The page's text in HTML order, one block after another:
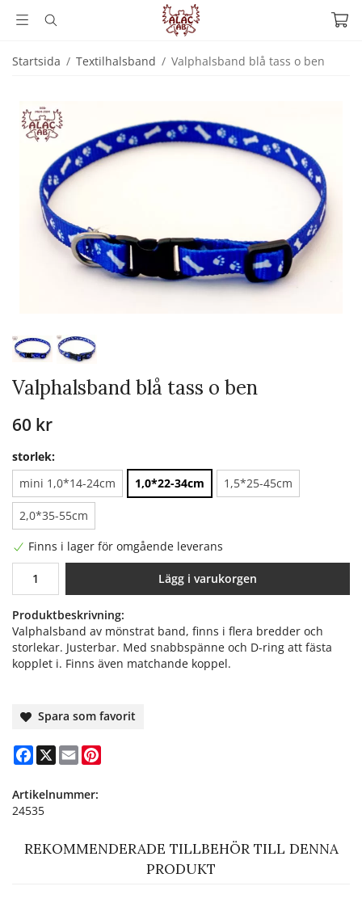
Startsida / Textilhalsband / Valphalsband blå tass o ben
Valphalsband blå tass o ben
60 kr
storlek:
mini 1,0*14-24cm
1,0*22-34cm 1,5*25-45cm
2,0*35-55cm
Finns i lager för omgående leverans
Lägg i varukorgen
Produktbeskrivning:
Valphalsband av mönstrat band, finns i flera bredder och
storlekar. Justerbar. Med snabbspänne och D-ring att fästa
kopplet i. Finns även matchande koppel.
Spara som favorit
Facebook
X Email
Artikelnummer:
24535
REKOMMENDERADE TILLBEHÖR TILL DENNA
PRODUKT